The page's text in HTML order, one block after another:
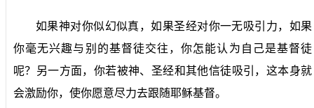
如果神对你似幻似真，如果圣经对你一无吸引力，如果
你毫无兴趣与别的基督徒交往，你怎能认为自己是基督徒
呢？另一方面，你若被神、圣经和其他信徒吸引，这本身就
会激励你，使你愿意尽力去跟随耶稣基督。